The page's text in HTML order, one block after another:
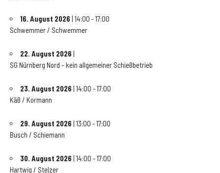
16. August 2026 | 14:00 - 17:00
Schwemmer / Schwemmer
22. August 2026 |
SG Nürnberg Nord – kein allgemeiner Schießbetrieb
23. August 2026 | 14:00 - 17:00
Käß / Kormann
29. August 2026 | 13:00 - 17:00
Busch / Schiemann
30. August 2026 | 14:00 - 17:00
Hartwig / Stelzer